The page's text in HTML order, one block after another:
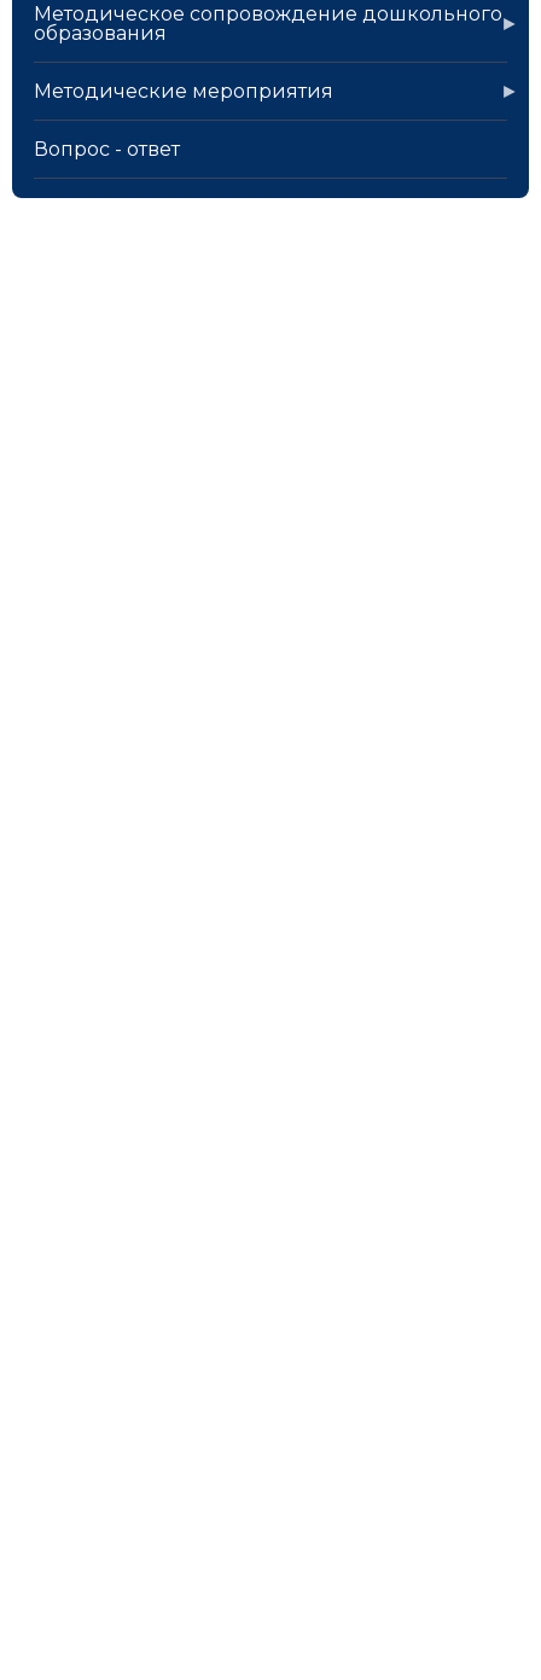
Методическое сопровождение дошкольного
образования
Методические мероприятия
Вопрос - ответ